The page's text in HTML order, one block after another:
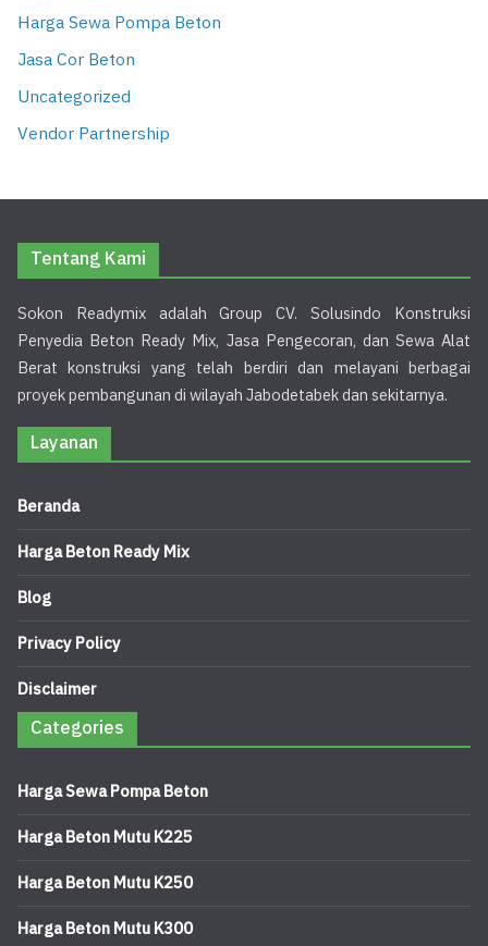
Harga Sewa Pompa Beton
Jasa Cor Beton
Uncategorized
Vendor Partnership
Tentang Kami
Sokon Readymix adalah Group CV. Solusindo Konstruksi
Penyedia Beton Ready Mix, Jasa Pengecoran, dan Sewa Alat
Berat konstruksi yang telah berdiri dan melayani berbagai
proyek pembangunan di wilayah Jabodetabek dan sekitarnya.
Layanan
Beranda
Harga Beton Ready Mix
Blog
Privacy Policy
Disclaimer
Categories
Harga Sewa Pompa Beton
Harga Beton Mutu K225
Harga Beton Mutu K250
Harga Beton Mutu K300